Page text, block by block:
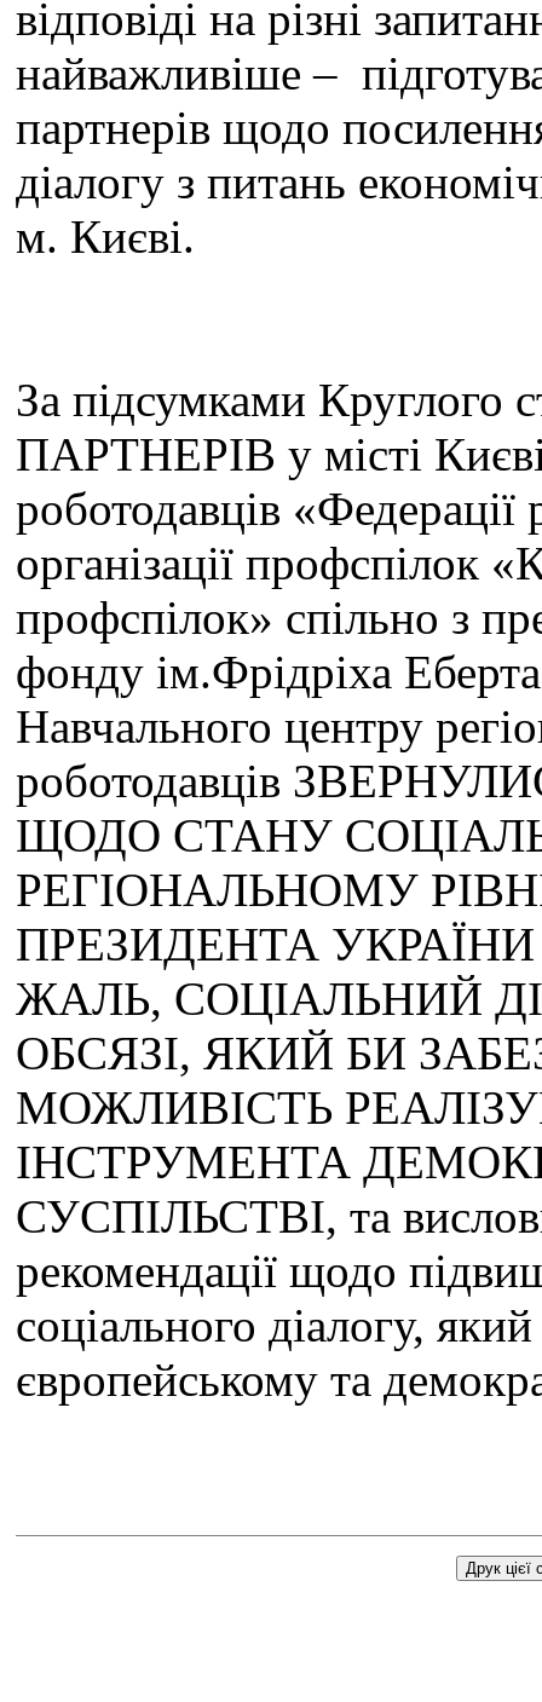
відповіді на різні
найважливіше –
партнерів щодо
діалогу з питань
м. Києві.
За підсумками
ПАРТНЕРІВ у місті Києві
роботодавців «Федерації
організації профспілок
профспілок» спільно з
фонду ім.Фрідріха
Навчального центру
роботодавців
ЩОДО СТАНУ
РЕГІОНАЛЬНОМУ
ПРЕЗИДЕНТА
ЖАЛЬ, СОЦІАЛЬНИЙ
ОБСЯЗІ, ЯКИЙ БИ
МОЖЛИВІСТЬ
ІНСТРУМЕНТА
СУСПІЛЬСТВІ, та
рекомендації щодо
соціального діалогу,
європейському та